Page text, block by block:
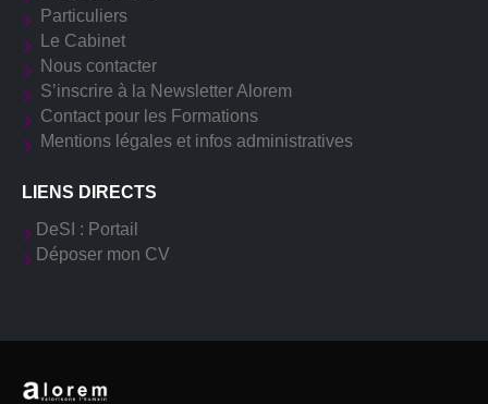
Particuliers
Le Cabinet
Nous contacter
S’inscrire à la Newsletter Alorem
Contact pour les Formations
Mentions légales et infos administratives
LIENS DIRECTS
DeSI : Portail
Déposer mon CV